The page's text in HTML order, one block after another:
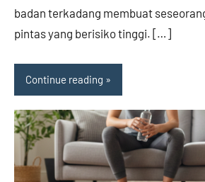
badan terkadang membuat
pintas yang berisiko tinggi. […]
Continue reading